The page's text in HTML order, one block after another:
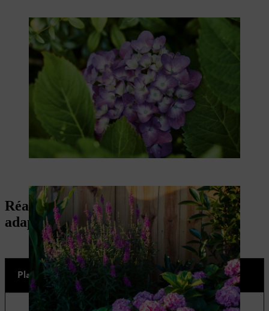
Réaliser une clôture végétale : plantes
adaptées
Plantes ligneuses